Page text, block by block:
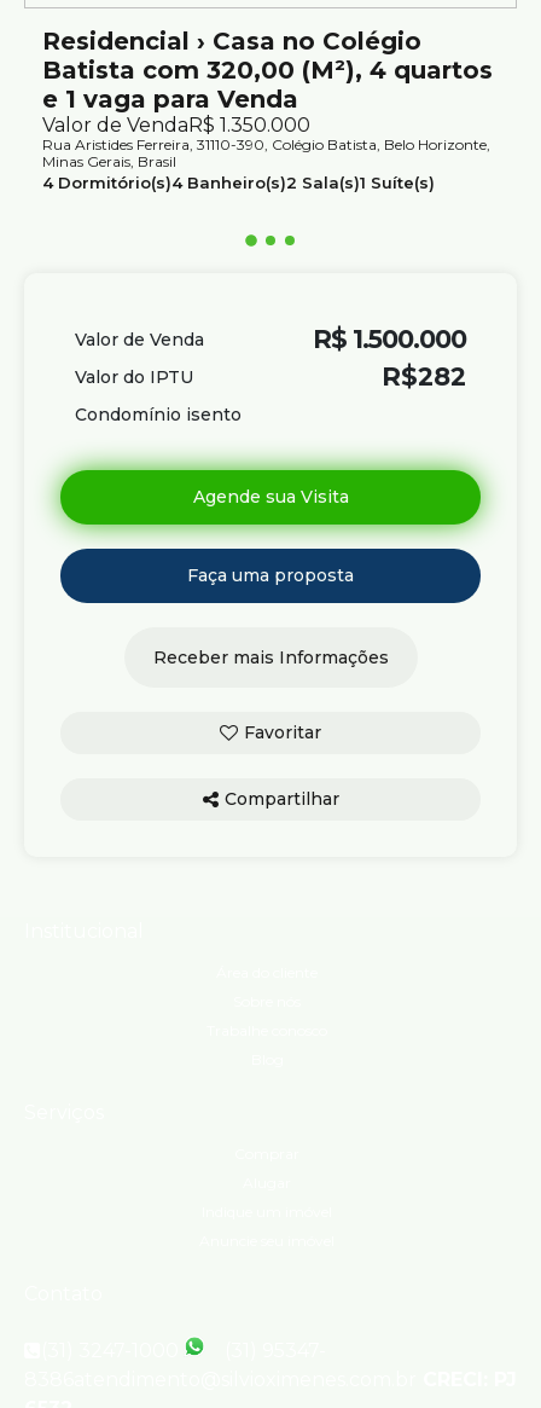
Sala ampla;
Cozinha com armários;
Área de serviço;
Banheiro social com armários e box;
Vagas de Garagem:
3 vagas cobertas.
a comércios variados como, Ideia de Criança Escola de
Panetteria, entre outros.
Fácil acesso à Av. Cristiano Machado.
Os preços e informações poderão sofrer alterações sem
com nossos consultores.
Residencial › Casa no Colégio
Batista com 320,00 (M²), 4 quartos
e 1 vaga para Venda
R$ 1.350.000
Valor de Venda
Rua Aristides Ferreira, 31110-390, Colégio Batista, Belo Horizonte,
Minas Gerais, Brasil
4 Dormitório(s)4 Banheiro(s)2 Sala(s)1 Suíte(s)
R$ 1.500.000
Valor de Venda
Valor do IPTU
R$282
Condomínio isento
Compartilhar